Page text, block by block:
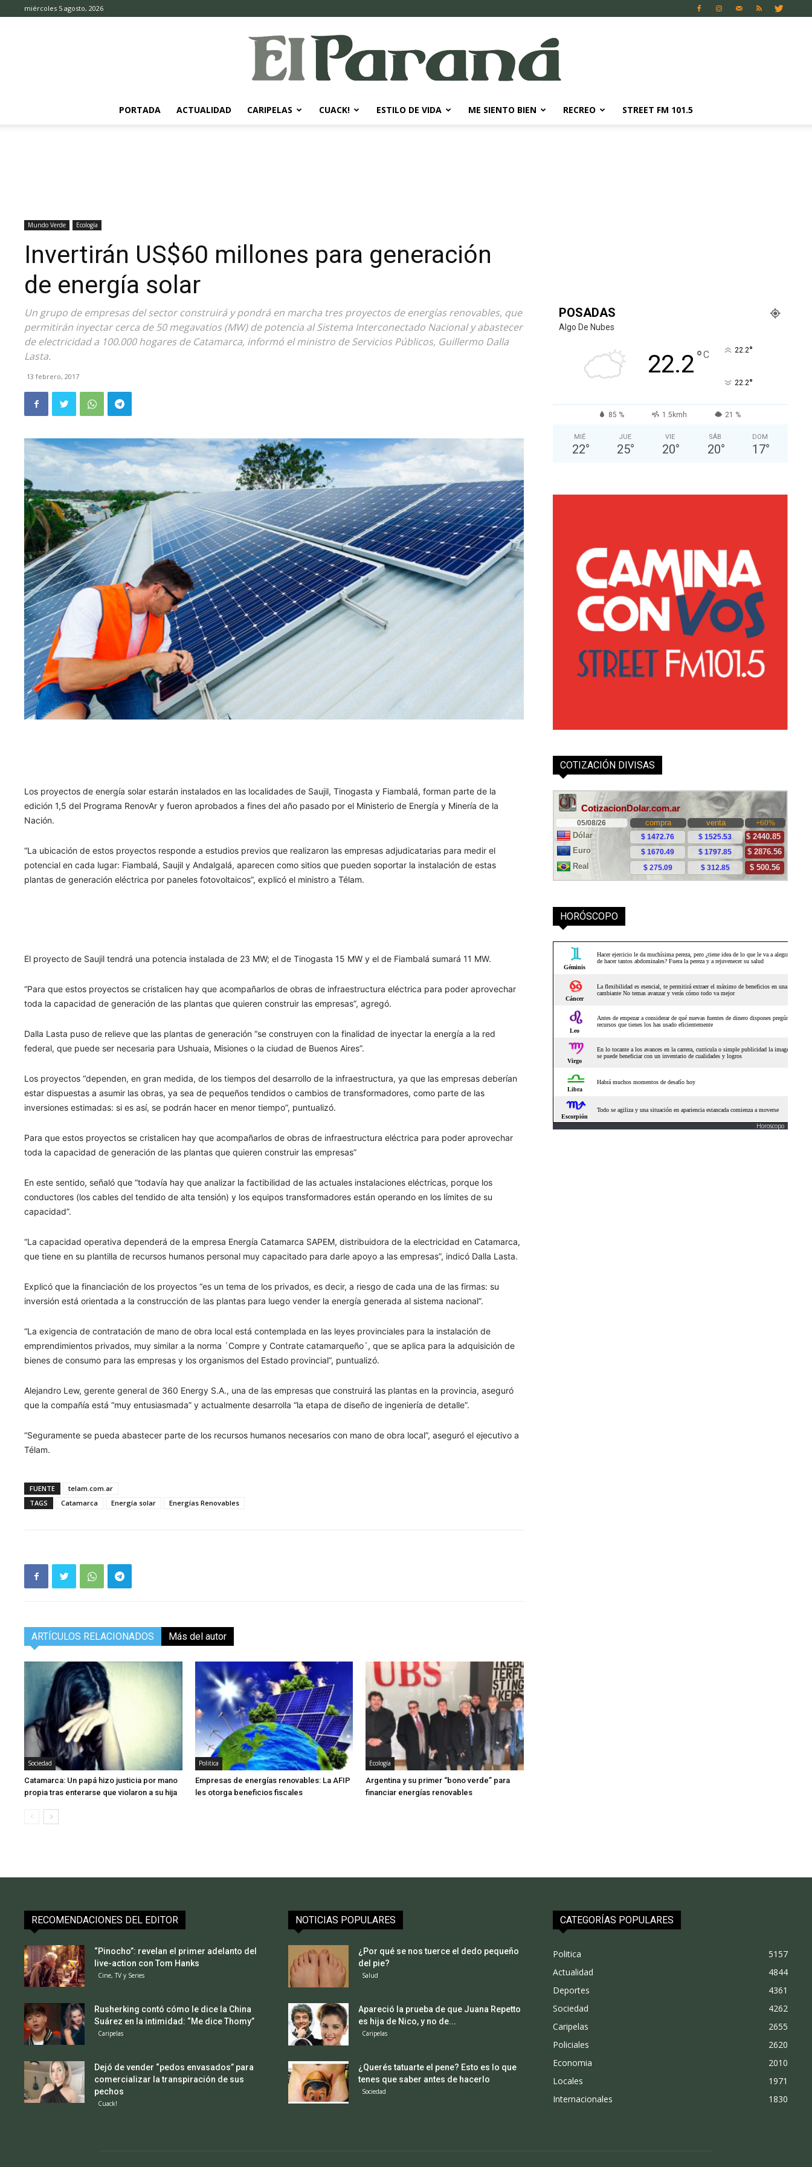
miércoles 5 agosto, 2026
PORTADA ACTUALIDAD CARIPELAS CUACK! ESTILO DE VIDA ME SIENTO BIEN RECREO STREET FM 101.5
Mundo Verde Ecología
Invertirán US$60 millones para generación
de energía solar
Un grupo de empresas del sector construirá y pondrá en marcha tres proyectos de energías renovables, que
permitirán inyectar cerca de 50 megavatios (MW) de potencia al Sistema Interconectado Nacional y abastecer
de electricidad a 100.000 hogares de Catamarca, informó el ministro de Servicios Públicos, Guillermo Dalla
Lasta.
13 febrero, 2017
Los proyectos de energía solar estarán instalados en las localidades de Saujil, Tinogasta y Fiambalá, forman parte de la
edición 1,5 del Programa RenovAr y fueron aprobados a fines del año pasado por el Ministerio de Energía y Minería de la
Nación.
“La ubicación de estos proyectos responde a estudios previos que realizaron las empresas adjudicatarias para medir el
potencial en cada lugar: Fiambalá, Saujil y Andalgalá, aparecen como sitios que pueden soportar la instalación de estas
plantas de generación eléctrica por paneles fotovoltaicos”, explicó el ministro a Télam.
El proyecto de Saujil tendrá una potencia instalada de 23 MW; el de Tinogasta 15 MW y el de Fiambalá sumará 11 MW.
“Para que estos proyectos se cristalicen hay que acompañarlos de obras de infraestructura eléctrica para poder aprovechar
toda la capacidad de generación de las plantas que quieren construir las empresas”, agregó.
Dalla Lasta puso de relieve que las plantas de generación “se construyen con la finalidad de inyectar la energía a la red
federal, que puede ser necesaria para Ushuaia, Misiones o la ciudad de Buenos Aires”.
Los proyectos “dependen, en gran medida, de los tiempos del desarrollo de la infraestructura, ya que las empresas deberían
estar dispuestas a asumir las obras, ya sea de pequeños tendidos o cambios de transformadores, como parte de las
inversiones estimadas: si es así, se podrán hacer en menor tiempo”, puntualizó.
Para que estos proyectos se cristalicen hay que acompañarlos de obras de infraestructura eléctrica para poder aprovechar
toda la capacidad de generación de las plantas que quieren construir las empresas”
En este sentido, señaló que “todavía hay que analizar la factibilidad de las actuales instalaciones eléctricas, porque los
conductores (los cables del tendido de alta tensión) y los equipos transformadores están operando en los límites de su
capacidad”.
“La capacidad operativa dependerá de la empresa Energía Catamarca SAPEM, distribuidora de la electricidad en Catamarca,
que tiene en su plantilla de recursos humanos personal muy capacitado para darle apoyo a las empresas”, indicó Dalla Lasta.
Explicó que la financiación de los proyectos “es un tema de los privados, es decir, a riesgo de cada una de las firmas: su
inversión está orientada a la construcción de las plantas para luego vender la energía generada al sistema nacional”.
“La exigencia de contratación de mano de obra local está contemplada en las leyes provinciales para la instalación de
emprendimientos privados, muy similar a la norma ´Compre y Contrate catamarqueño´, que se aplica para la adquisición de
bienes de consumo para las empresas y los organismos del Estado provincial”, puntualizó.
Alejandro Lew, gerente general de 360 Energy S.A., una de las empresas que construirá las plantas en la provincia, aseguró
que la compañía está “muy entusiasmada” y actualmente desarrolla “la etapa de diseño de ingeniería de detalle”.
“Seguramente se pueda abastecer parte de los recursos humanos necesarios con mano de obra local”, aseguró el ejecutivo a
Télam.
FUENTE
telam.com.ar
TAGS
Catamarca Energía solar Energías Renovables
ARTÍCULOS RELACIONADOS Más del autor
Sociedad
Catamarca: Un papá hizo justicia por mano
propia tras enterarse que violaron a su hija
Politica
Empresas de energías renovables: La AFIP
les otorga beneficios fiscales
Ecología
Argentina y su primer “bono verde” para
financiar energías renovables
POSADAS
Algo De Nubes
22.2°C 22.2°
22.2°
85 % 1.5kmh 21 %
MIÉ
22°
JUE
25°
VIE
20°
SÁB
20°
DOM
17°
COTIZACIÓN DIVISAS
HORÓSCOPO
Horoscopo
RECOMENDACIONES DEL EDITOR
“Pinocho”: revelan el primer adelanto del
live-action con Tom Hanks
Cine, TV y Series
Rusherking contó cómo le dice la China
Suárez en la intimidad: “Me dice Thomy”
Caripelas
Dejó de vender “pedos envasados” para
comercializar la transpiración de sus
pechos
Cuack!
NOTICIAS POPULARES
¿Por qué se nos tuerce el dedo pequeño
del pie?
Salud
Apareció la prueba de que Juana Repetto
es hija de Nico, y no de...
Caripelas
¿Querés tatuarte el pene? Esto es lo que
tenes que saber antes de hacerlo
Sociedad
CATEGORÍAS POPULARES
Politica
5157
Actualidad
4844
Deportes
4361
Sociedad
4262
Caripelas
2655
Policiales
2620
Economia
2010
Locales
1971
Internacionales
1830